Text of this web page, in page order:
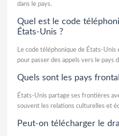
dans le pays.
Quel est le code
États-Unis ?
Le code téléphonique de États-Unis
pour passer des appels vers le pays
Quels sont les pays
États-Unis partage ses frontières
souvent les relations culturelles et
Peut-on télécharger le